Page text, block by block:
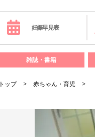
妊娠早見表
雑誌・書籍
トップ 赤ちゃん・育児